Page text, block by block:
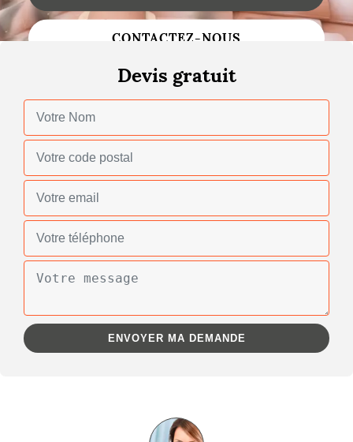
Changement de toiture
Gouttières
Réparation de toiture
CONTACTEZ-NOUS
Devis gratuit